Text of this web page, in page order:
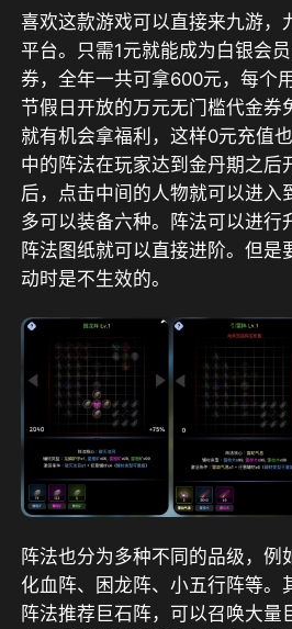
喜欢这款游戏可以直接来九游，
平台。只需1元就能成为白银会
券，全年一共可拿600元，每个
节假日开放的万元无门槛代金券
就有机会拿福利，这样0元充值
中的阵法在玩家达到金丹期之后
后，点击中间的人物就可以进入
多可以装备六种。阵法可以进行
阵法图纸就可以直接进阶。但是
动时是不生效的。
阵法也分为多种不同的品级，例
化血阵、困龙阵、小五行阵等。
阵法推荐巨石阵，可以召唤大量